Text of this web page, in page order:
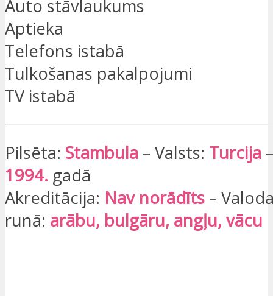
Auto stāvlaukums
Aptieka
Telefons istabā
Tulkošanas pakalpojumi
TV istabā
Pilsēta: Stambula – Valsts: Turcija
1994. gadā
Akreditācija: Nav norādīts –
runā: arābu, bulgāru, angļu, vācu